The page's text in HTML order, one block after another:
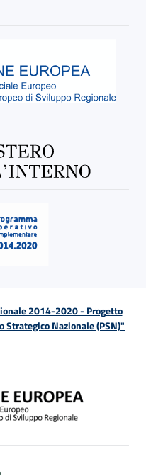
2014-2020 - Progetto
Nazionale (PSN)"